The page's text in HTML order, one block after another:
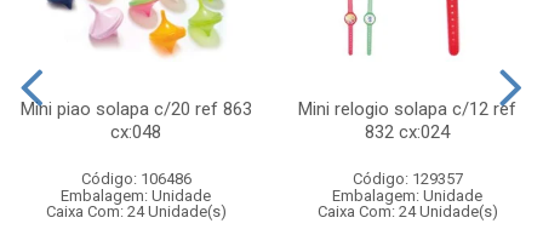
Mini piao solapa c/20 ref 863
cx:048
Código: 106486
Embalagem: Unidade
Caixa Com: 24 Unidade(s)
Mini relogio solapa c/12 ref
832 cx:024
Código: 129357
Embalagem: Unidade
Caixa Com: 24 Unidade(s)